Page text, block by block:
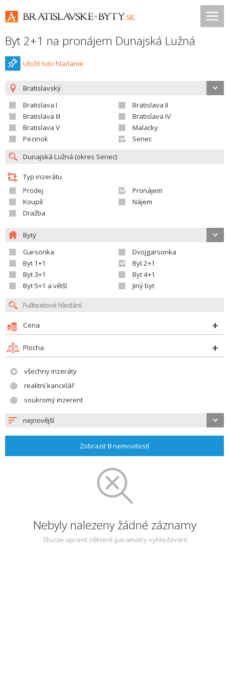
Byt 2+1 na pronájem Dunajská Lužná
Uložiť toto hladanie
Bratislavský
Bratislava I
Bratislava II
Bratislava III
Bratislava IV
Bratislava V
Malacky
Pezinok
Senec
Typ inzerátu
Prodej
Pronájem
Koupě
Nájem
Dražba
Byty
Garsonka
Dvojgarsonka
Byt 1+1
Byt 2+1
Byt 3+1
Byt 4+1
Byt 5+1 a větší
Jiný byt
Cena
Plocha
všechny inzeráty
realitní kancelář
soukromý inzerent
nejnovější
Zobrazit 0nemovitostí
Nebyly nalezeny žádné záznamy
Zkuste upravit některé parametry vyhledávání